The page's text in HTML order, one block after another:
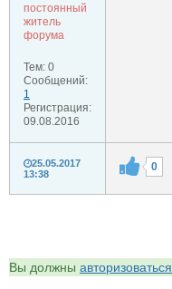
постоянный
житель
форума
Тем: 0
Сообщений:
1
Регистрация:
09.08.2016
25.05.2017
13:38
0
Вы должны авторизоваться